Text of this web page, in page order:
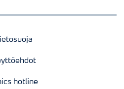
hotline